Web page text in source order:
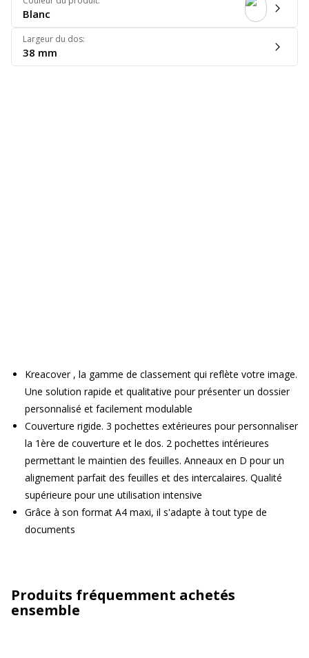
Blanc
Largeur du dos:
38 mm
Kreacover , la gamme de classement qui reflète votre image.
Une solution rapide et qualitative pour présenter un dossier
personnalisé et facilement modulable
Couverture rigide. 3 pochettes extérieures pour personnaliser
la 1ère de couverture et le dos. 2 pochettes intérieures
permettant le maintien des feuilles. Anneaux en D pour un
alignement parfait des feuilles et des intercalaires. Qualité
supérieure pour une utilisation intensive
Grâce à son format A4 maxi, il s'adapte à tout type de
documents
Produits fréquemment achetés
ensemble